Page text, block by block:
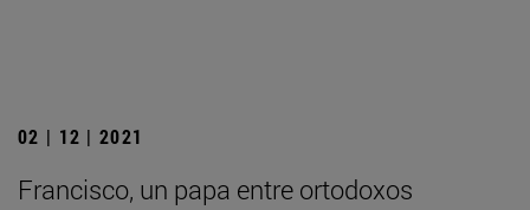
02 | 12 | 2021
Francisco, un papa entre ortodoxos